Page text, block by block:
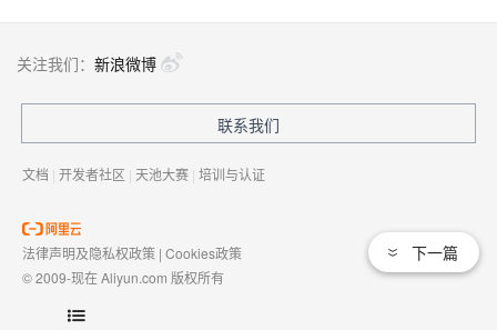
下一篇
关注我们： 新浪微博
联系我们
文档 | 开发者社区 | 天池大赛 | 培训与认证
法律声明及隐私权政策 | Cookies政策
© 2009-现在 Aliyun.com 版权所有
域名注册服务机构许可：